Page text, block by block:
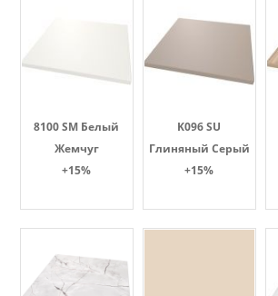
8100 SM Белый
Жемчуг
+15%
K096 SU
Глиняный Серый
+15%